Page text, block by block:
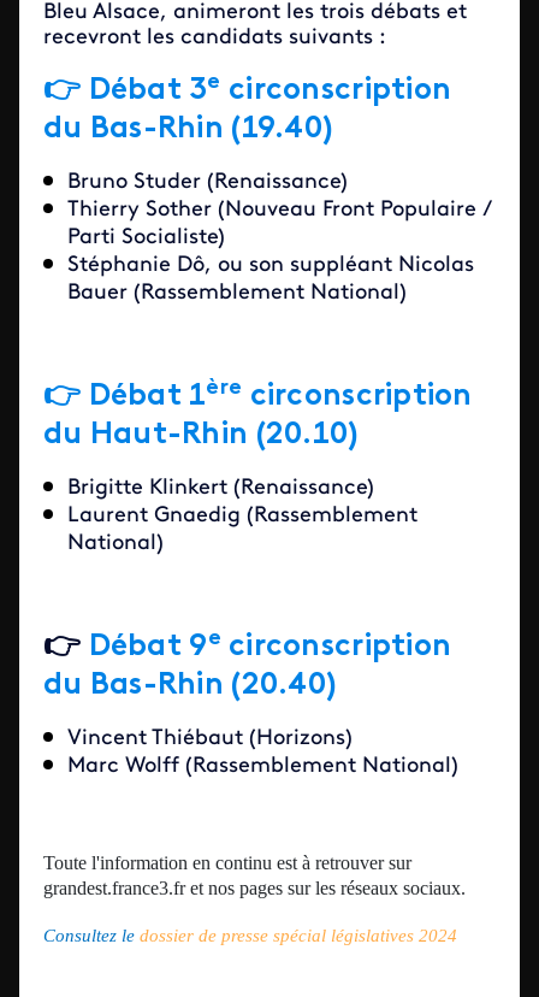
Bleu Alsace, animeront les trois débats et
recevront les candidats suivants :
👉 Débat 3e circonscription
du Bas-Rhin (19.40)
Bruno Studer (Renaissance)
Thierry Sother (Nouveau Front Populaire /
Parti Socialiste)
Stéphanie Dô, ou son suppléant Nicolas
Bauer (Rassemblement National)
👉 Débat 1ère circonscription
du Haut-Rhin (20.10)
Brigitte Klinkert (Renaissance)
Laurent Gnaedig (Rassemblement
National)
👉 Débat 9e circonscription
du Bas-Rhin (20.40)
Vincent Thiébaut (Horizons)
Marc Wolff (Rassemblement National)
Toute l'information en continu est à retrouver sur
grandest.france3.fret nos pages sur les réseaux sociaux.
Consultez le dossier de presse spécial législatives 2024